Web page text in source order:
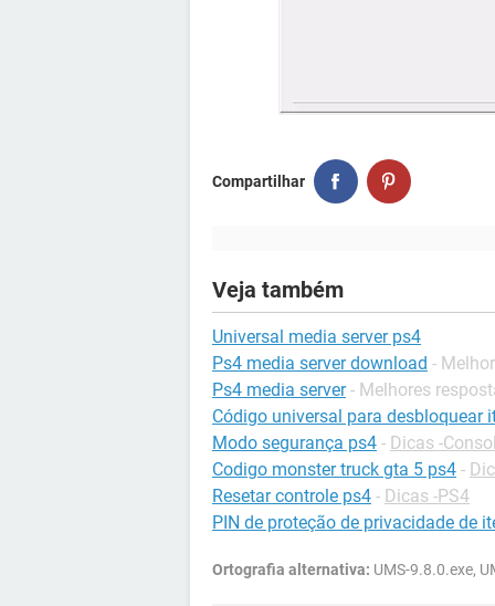
Compartilhar
Veja também
Universal media server ps4
Ps4 media server download -
Ps4 media server - Melhores
Código universal para desbloquear
Modo segurança ps4 - Dicas -
Codigo monster truck gta 5 ps4 -
Resetar controle ps4 - Dicas -PS4
PIN de proteção de privacidade de
Ortografia alternativa: UMS-9.8.0.exe,